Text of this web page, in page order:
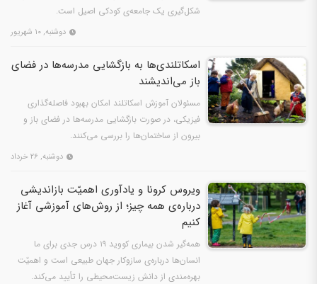
شکل‌گیری یک جامعه‌ی کودکی اصیل است.
دوشنبه, ۱۰ شهریور
اسکاتلندی‌ها به بازگشایی مدرسه‌ها در فضای
باز می‌اندیشند
مسئولان آموزش اسکاتلند امکان بهبود فاصله‌گذاری
فیزیکی، در صورت بازگشایی مدرسه‌ها در فضای باز و
بیرون از ساختمان‌ها را بررسی می‌کنند.
دوشنبه, ۲۶ خرداد
ویروس کرونا و یادآوری اهمیّت بازاندیشی
درباره‌ی همه چیز؛ از روش‌های آموزشی آغاز
کنیم
همه‌گیر شدن بیماری کووید ۱۹ درس جدی برای ما
انسان‌ها درباره‌ی سازوکار جهان طبیعی است و اهمیّت
بهره‌مندی از دانش زیست‌محیطی را تأیید می‌کند.